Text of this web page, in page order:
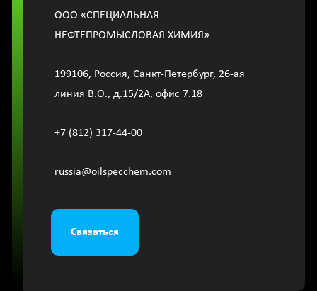
OOО «СПЕЦИАЛЬНАЯ
НЕФТЕПРОМЫСЛОВАЯ ХИМИЯ»
199106, Россия, Санкт-Петербург, 26-ая
линия В.О., д.15/2A, офис 7.18
+7 (812) 317-44-00
russia@oilspecchem.com
Связаться